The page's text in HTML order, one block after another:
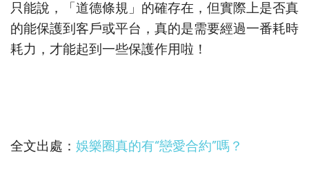
只能說，「道德條規」的確存在，但實際上是否真
的能保護到客戶或平台，真的是需要經過一番耗時
耗力，才能起到一些保護作用啦！
全文出處： 娛樂圈真的有“戀愛合約”嗎？